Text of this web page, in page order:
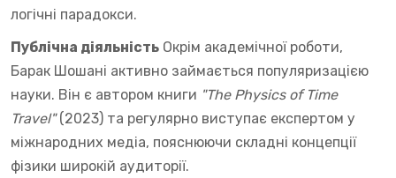
логічні парадокси.
Публічна діяльність Окрім академічної роботи,
Барак Шошані активно займається популяризацією
науки. Він є автором книги "The Physics of Time
Travel"(2023) та регулярно виступає експертом у
міжнародних медіа, пояснюючи складні концепції
фізики широкій аудиторії.